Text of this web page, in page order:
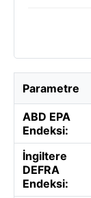
Parametre
ABD EPA
Endeksi:
İngiltere
DEFRA
Endeksi: